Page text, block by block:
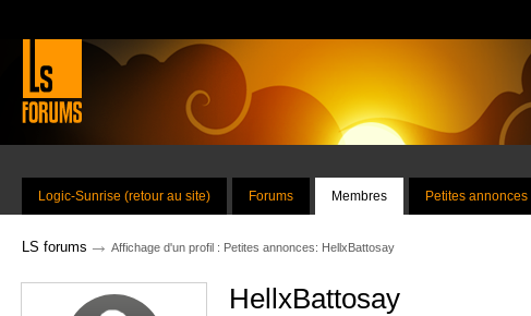
Logic-Sunrise (retour au site) Forums Membres Petites annonces
LS forums → Affichage d'un profil : Petites annonces: HellxBattosay
HellxBattosay